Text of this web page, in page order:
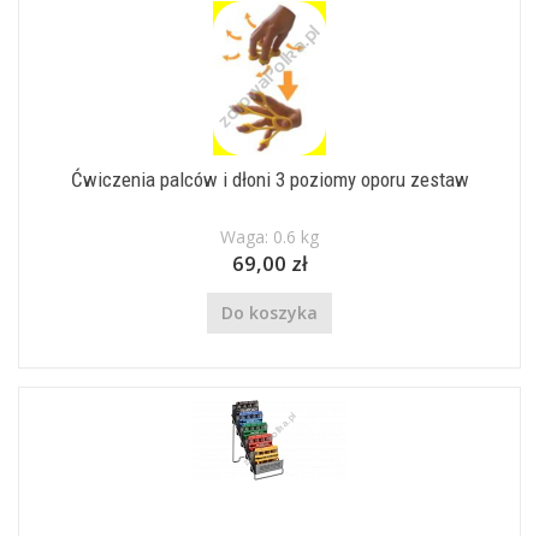
Ćwiczenia palców i dłoni 3 poziomy oporu zestaw
Waga: 0.6 kg
69,00 zł
Do koszyka